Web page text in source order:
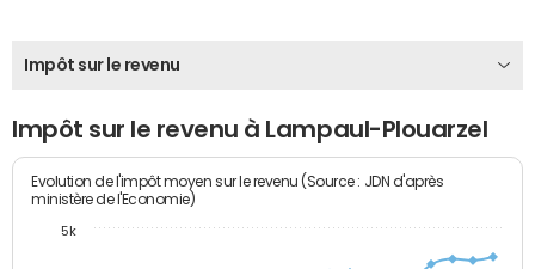
Impôt sur le revenu
Impôt sur le revenu à Lampaul-Plouarzel
Evolution de l'impôt moyen sur le revenu (Source : JDN d'après
ministère de l'Economie)
5k